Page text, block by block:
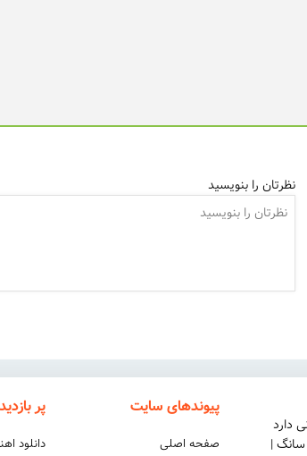
نظرتان را بنویسید
دارد
|
پیوندهای سایت
صفحه اصلی
پر
دانلود